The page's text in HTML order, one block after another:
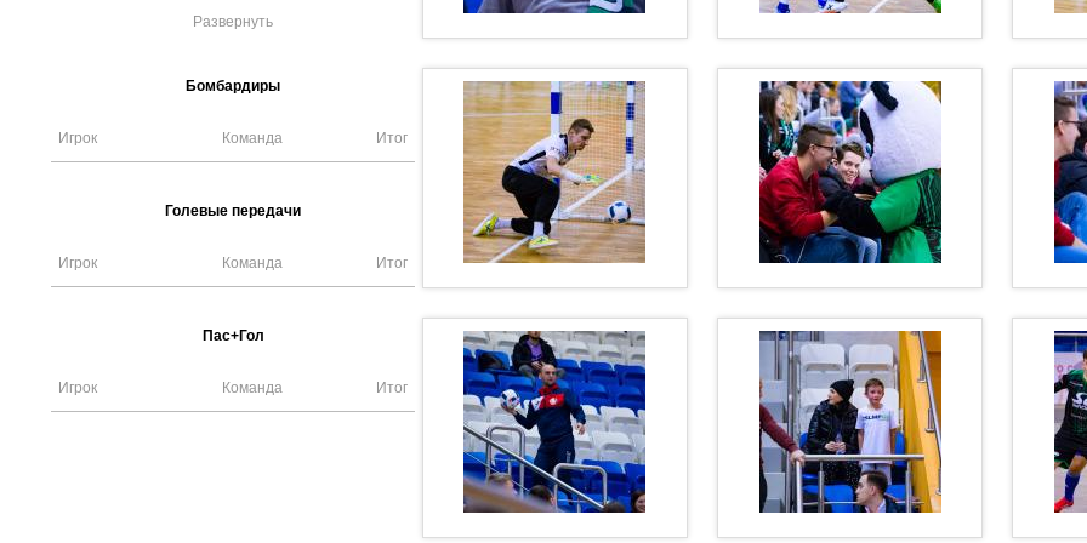
Развернуть
Бомбардиры
Игрок Команда Итог
Голевые передачи
Игрок Команда Итог
Пас+Гол
Игрок Команда Итог